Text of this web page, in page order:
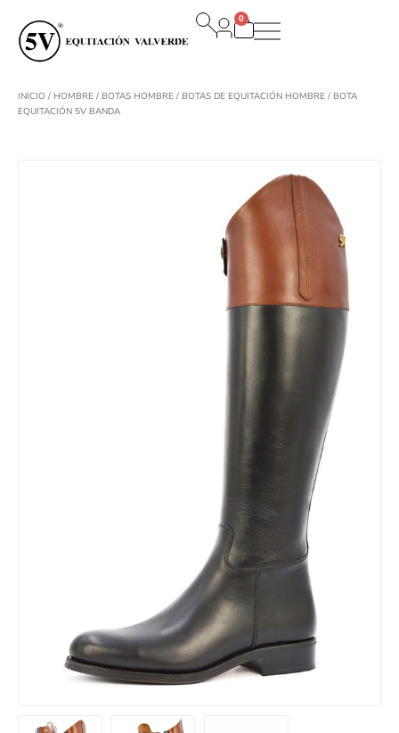
contenido
0
Carrito
INICIO / HOMBRE / BOTAS HOMBRE / BOTAS DE EQUITACIÓN HOMBRE / BOTA
EQUITACIÓN 5V BANDA